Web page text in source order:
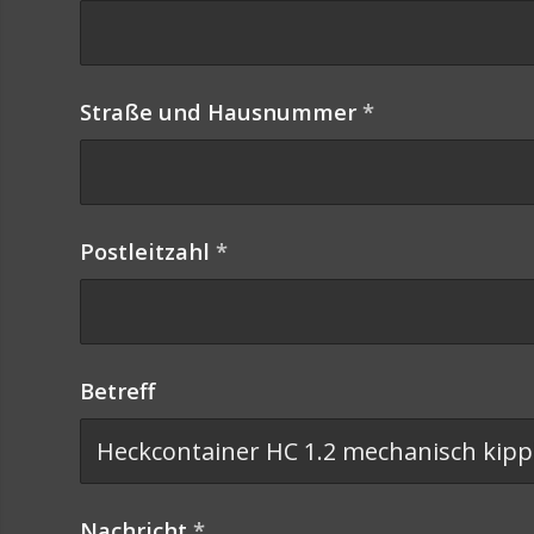
Straße und Hausnummer *
Postleitzahl *
Betreff